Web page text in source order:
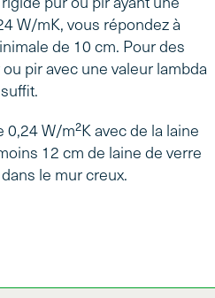
W/mK, vous répondez à
de 10 cm. Pour des
pir avec une valeur lambda
W/m²K avec de la laine
12 cm de laine de verre
le mur creux.